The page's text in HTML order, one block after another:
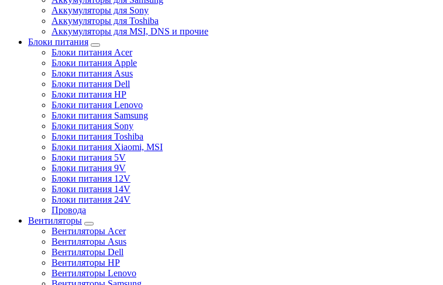
Аккумуляторы для Sony
Аккумуляторы для Toshiba
Аккумуляторы для MSI, DNS и прочие
Блоки питания
Блоки питания Acer
Блоки питания Apple
Блоки питания Asus
Блоки питания Dell
Блоки питания HP
Блоки питания Lenovo
Блоки питания Samsung
Блоки питания Sony
Блоки питания Toshiba
Блоки питания Xiaomi, MSI
Блоки питания 5V
Блоки питания 9V
Блоки питания 12V
Блоки питания 14V
Блоки питания 24V
Провода
Вентиляторы
Вентиляторы Acer
Вентиляторы Asus
Вентиляторы Dell
Вентиляторы HP
Вентиляторы Lenovo